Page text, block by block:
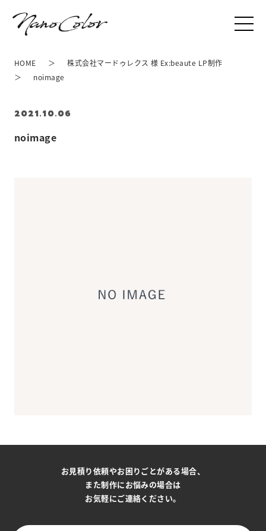
noimage
2021.10.06
HOME
株式会社マードゥレクス 様 Ex:beaute LP制作
noimage
お見積り依頼やお困りごとがある場合、
また制作にお悩みの場合は
お気軽にご連絡ください。